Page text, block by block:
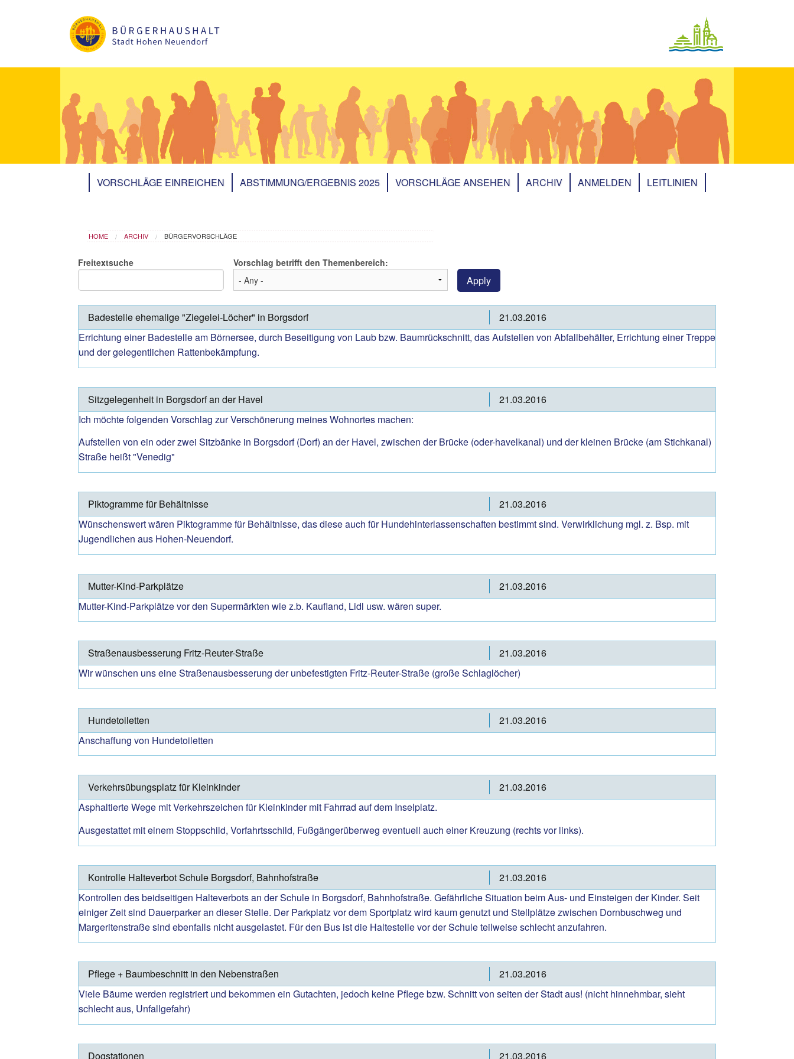
VORSCHLÄGE EINREICHEN ABSTIMMUNG/ERGEBNIS 2025 VORSCHLÄGE ANSEHEN ARCHIV
Archiv 2018
Archiv 2017
ANMELDEN LEITLINIEN
You are here
HOME ARCHIV BÜRGERVORSCHLÄGE
Freitextsuche Vorschlag betrifft den Themenbereich:
Apply
Badestelle ehemalige "Ziegelei-Löcher" in Borgsdorf
21.03.2016
Errichtung einer Badestelle am Börnersee, durch Beseitigung von Laub bzw. Baumrückschnitt, das Aufstellen von Abfallbehälter, Errichtung einer Treppe
und der gelegentlichen Rattenbekämpfung.
Sitzgelegenheit in Borgsdorf an der Havel
21.03.2016
Ich möchte folgenden Vorschlag zur Verschönerung meines Wohnortes machen:
Aufstellen von ein oder zwei Sitzbänke in Borgsdorf (Dorf) an der Havel, zwischen der Brücke (oder-havelkanal) und der kleinen Brücke (am Stichkanal)
Straße heißt "Venedig"
Piktogramme für Behältnisse
21.03.2016
Wünschenswert wären Piktogramme für Behältnisse, das diese auch für Hundehinterlassenschaften bestimmt sind. Verwirklichung mgl. z. Bsp. mit
Jugendlichen aus Hohen-Neuendorf.
Mutter-Kind-Parkplätze
21.03.2016
Mutter-Kind-Parkplätze vor den Supermärkten wie z.b. Kaufland, Lidl usw. wären super.
Straßenausbesserung Fritz-Reuter-Straße
21.03.2016
Wir wünschen uns eine Straßenausbesserung der unbefestigten Fritz-Reuter-Straße (große Schlaglöcher)
Hundetoiletten
21.03.2016
Anschaffung von Hundetoiletten
Verkehrsübungsplatz für Kleinkinder
21.03.2016
Asphaltierte Wege mit Verkehrszeichen für Kleinkinder mit Fahrrad auf dem Inselplatz.
Ausgestattet mit einem Stoppschild, Vorfahrtsschild, Fußgängerüberweg eventuell auch einer Kreuzung (rechts vor links).
Kontrolle Halteverbot Schule Borgsdorf, Bahnhofstraße
21.03.2016
Kontrollen des beidseitigen Halteverbots an der Schule in Borgsdorf, Bahnhofstraße. Gefährliche Situation beim Aus- und Einsteigen der Kinder. Seit
einiger Zeit sind Dauerparker an dieser Stelle. Der Parkplatz vor dem Sportplatz wird kaum genutzt und Stellplätze zwischen Dornbuschweg und
Margeritenstraße sind ebenfalls nicht ausgelastet. Für den Bus ist die Haltestelle vor der Schule teilweise schlecht anzufahren.
Pflege + Baumbeschnitt in den Nebenstraßen
21.03.2016
Viele Bäume werden registriert und bekommen ein Gutachten, jedoch keine Pflege bzw. Schnitt von seiten der Stadt aus! (nicht hinnehmbar, sieht
schlecht aus, Unfallgefahr)
Dogstationen 21.03.2016